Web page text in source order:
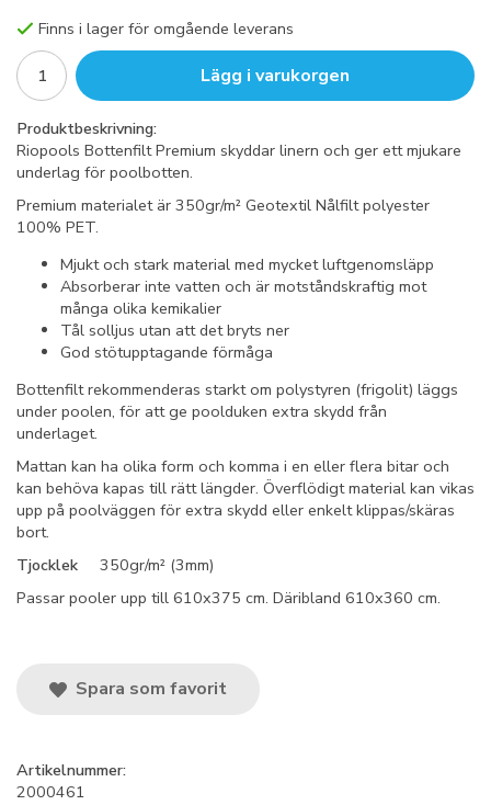
Finns i lager för omgående leverans
Lägg i varukorgen
Produktbeskrivning:
Riopools Bottenfilt Premium skyddar linern och ger ett mjukare
underlag för poolbotten.
Premium materialet är 350gr/m² Geotextil Nålfilt polyester
100% PET.
Mjukt och stark material med mycket luftgenomsläpp
Absorberar inte vatten och är motståndskraftig mot
många olika kemikalier
Tål solljus utan att det bryts ner
God stötupptagande förmåga
Bottenfilt rekommenderas starkt om polystyren (frigolit) läggs
under poolen, för att ge poolduken extra skydd från
underlaget.
Mattan kan ha olika form och komma i en eller flera bitar och
kan behöva kapas till rätt längder. Överflödigt material kan vikas
upp på poolväggen för extra skydd eller enkelt klippas/skäras
bort.
Tjocklek 350gr/m² (3mm)
Passar pooler upp till 610x375 cm. Däribland 610x360 cm.
Spara som favorit
Artikelnummer:
2000461